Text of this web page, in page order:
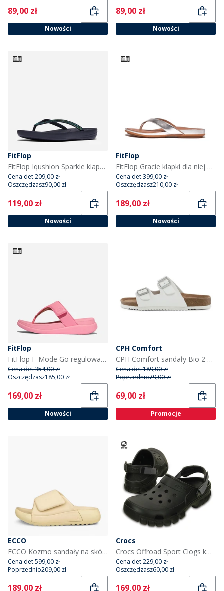
Current
89,00 zł
Nowości
Current
89,00 zł
Nowości
FitFlop
FitFlop Iqushion Sparkle klapki dla niej kolor Midnight Navy
Cena det.209,00 zł
Oszczędzasz90,00 zł
Current
119,00 zł
Nowości
FitFlop
FitFlop Gracie klapki dla niej kolor srebrny
Cena det.399,00 zł
Oszczędzasz210,00 zł
Current
189,00 zł
Nowości
FitFlop
FitFlop F-Mode Go regulowane sandały platformy z paskiem na palce dla niej kolor Pink Perfect
Cena det.354,00 zł
Oszczędzasz185,00 zł
Current
169,00 zł
Nowości
CPH Comfort
CPH Comfort sandały Bio 2 paski dla niej kolor Biały
Cena det.189,00 zł
Poprzednio79,00 zł
Current
69,00 zł
Promocje
ECCO
ECCO Kozmo sandały na skórzanym pasku dla niej kolor Straw
Cena det.599,00 zł
Poprzednio209,00 zł
Current
189,00 zł
Crocs
Crocs Offroad Sport Clogs kolor czarny/grafitowy
Cena det.229,00 zł
Oszczędzasz60,00 zł
Current
169,00 zł